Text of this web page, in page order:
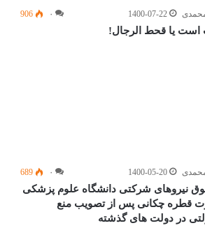
1400-07-22 ۰ 906
است یا قحط الرجال!
1400-05-20 ۰ 689
نیروهای شرکتی دانشگاه علوم پزشکی
قطره چکانی پس از تصویب منع
در دولت های گذشته